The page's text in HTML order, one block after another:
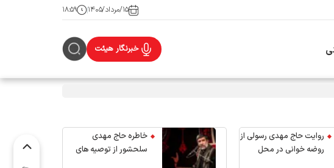
۱۵/مرداد/۱۴۰۵ ۱۸:۵۹
خبرنگار هیئت
روایت حاج مهدی رسولی از
روضه خوانی در محل
خاطره حاج مهدی
سلحشور از توصیه های